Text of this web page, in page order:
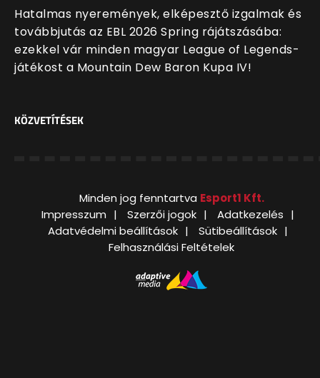
Hatalmas nyeremények, elképesztő izgalmak és
továbbjutás az EBL 2026 Spring rájátszásába:
ezekkel vár minden magyar League of Legends-
játékost a Mountain Dew Baron Kupa IV!
KÖZVETÍTÉSEK
Minden jog fenntartva Esport1 Kft.
Impresszum
Szerzői jogok
Adatkezelés
Adatvédelmi beállítások
Sütibeállítások
Felhasználási Feltételek